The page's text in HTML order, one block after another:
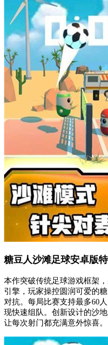
糖豆人沙滩足球安卓版
本作突破传统足球游戏框架
引擎，玩家操控圆润可爱的
对抗。每局比赛支持最多60
现快速组队。创新设计的沙
让每次射门都充满意外惊喜。